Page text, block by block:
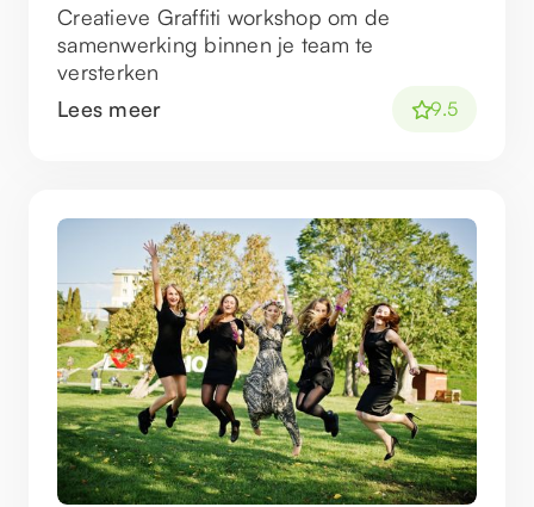
Creatieve Graffiti workshop om de
samenwerking binnen je team te
versterken
Lees meer
9.5